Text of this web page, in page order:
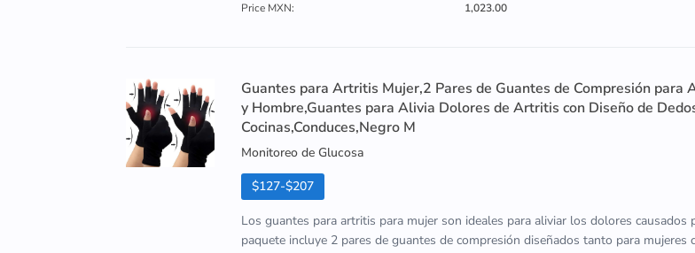
Price MXN: 1,023.00
Guantes para Artritis Mujer,2 Pares de Guantes de Compresión para
y Hombre,Guantes para Alivia Dolores de Artritis con Diseño de
Cocinas,Conduces,Negro M
Monitoreo de Glucosa
$127-$207
Los guantes para artritis para mujer son ideales para aliviar los dolores causados
paquete incluye 2 pares de guantes de compresión diseñados tanto para mujeres